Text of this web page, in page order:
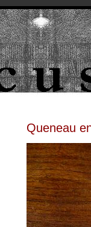
Queneau